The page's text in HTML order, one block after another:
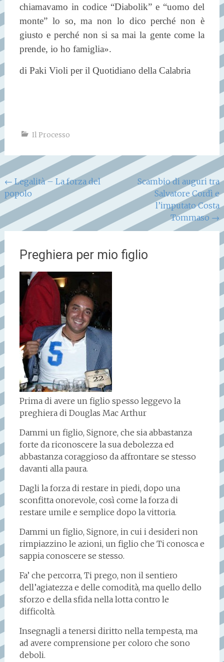
chiamavamo in codice “Diabolik” e “uomo del
monte” lo so, ma non lo dico perché non è
giusto e perché non si sa mai la gente come la
prende, io ho famiglia».
di Paki Violi per il Quotidiano della Calabria
Il Processo
Navigazione
articoli
← Legalità – La forza del
popolo
Scambio di auguri tra
Salvatore Cordì e
l’imputato Costa
Tommaso →
Preghiera per mio figlio
Prima di avere un figlio spesso leggevo la
preghiera di Douglas Mac Arthur
Dammi un figlio, Signore, che sia abbastanza
forte da riconoscere la sua debolezza ed
abbastanza coraggioso da affrontare se stesso
davanti alla paura.
Dagli la forza di restare in piedi, dopo una
sconfitta onorevole, così come la forza di
restare umile e semplice dopo la vittoria.
Dammi un figlio, Signore, in cui i desideri non
rimpiazzino le azioni, un figlio che Ti conosca e
sappia conoscere se stesso.
Fa’ che percorra, Ti prego, non il sentiero
dell’agiatezza e delle comodità, ma quello dello
sforzo e della sfida nella lotta contro le
difficoltà.
Insegnagli a tenersi diritto nella tempesta, ma
ad avere comprensione per coloro che sono
deboli.